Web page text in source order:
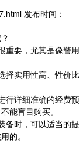
发布时间：
要，尤其是像警用
实用性高、性价比
详细准确的经费预
能盲目购买。
时，可以适当的提
的。